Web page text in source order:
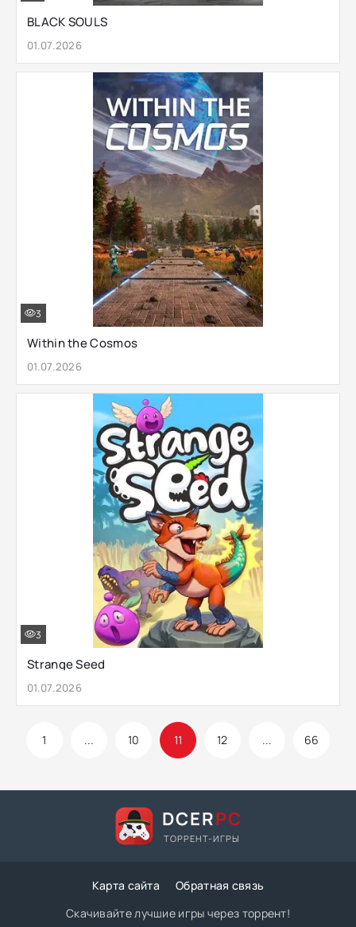
BLACK SOULS
01.07.2026
Within the Cosmos
01.07.2026
3
Strange Seed
01.07.2026
3
1 ... 10 11 12 ... 66
DCERPC
ТОРРЕНТ-ИГРЫ
Карта сайта
Обратная связь
Скачивайте лучшие игры через торрент!